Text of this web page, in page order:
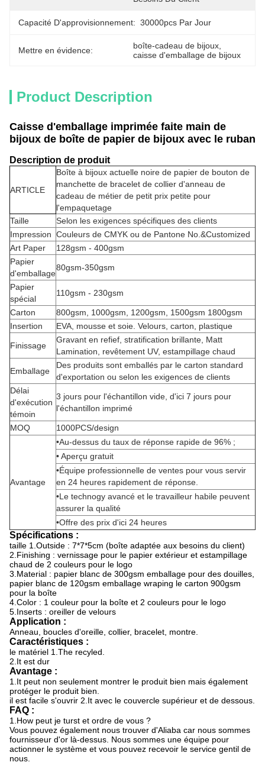
Capacité D'approvisionnement: 30000pcs Par Jour
Mettre en évidence: boîte-cadeau de bijoux
caisse d'emballage de bijoux
Product Description
Caisse d'emballage imprimée faite main de
bijoux de boîte de papier de bijoux avec le ruban
Description de produit
ARTICLE
Boîte à bijoux actuelle noire de papier de bouton de
manchette de bracelet de collier d'anneau de
cadeau de métier de petit prix petite pour
l'empaquetage
Taille
Selon les exigences spécifiques des clients
Impression Couleurs de CMYK ou de Pantone No.&Customized
Art Paper
128gsm - 400gsm
Papier
d'emballage
80gsm-350gsm
Papier
spécial
110gsm - 230gsm
Carton
800gsm, 1000gsm, 1200gsm, 1500gsm 1800gsm
Insertion
EVA, mousse et soie. Velours, carton, plastique
Finissage
Gravant en refief, stratification brillante, Matt
Lamination, revêtement UV, estampillage chaud
Emballage
Des produits sont emballés par le carton standard
d'exportation ou selon les exigences de clients
Délai
d'exécution
témoin
3 jours pour l'échantillon vide, d'ici 7 jours pour
l'échantillon imprimé
MOQ 1000PCS/design
Avantage
•Au-dessus du taux de réponse rapide de 96% ;
• Aperçu gratuit
•Équipe professionnelle de ventes pour vous servir
en 24 heures rapidement de réponse.
•Le technogy avancé et le travailleur habile peuvent
assurer la qualité
•Offre des prix d'ici 24 heures
Spécifications :
taille 1.Outside : 7*7*5cm (boîte adaptée aux besoins du client)
2.Finishing : vernissage pour le papier extérieur et estampillage
chaud de 2 couleurs pour le logo
3.Material : papier blanc de 300gsm emballage pour des douilles,
papier blanc de 120gsm emballage wraping le carton 900gsm
pour la boîte
4.Color : 1 couleur pour la boîte et 2 couleurs pour le logo
5.Inserts : oreiller de velours
Application :
Anneau, boucles d'oreille, collier, bracelet, montre.
Caractéristiques :
le matériel 1.The recyled.
2.It est dur
Avantage :
1.It peut non seulement montrer le produit bien mais également
protéger le produit bien.
il est facile s'ouvrir 2.It avec le couvercle supérieur et de dessous.
FAQ :
1.How peut je turst et ordre de vous ?
Vous pouvez également nous trouver d'Aliaba car nous sommes
fournisseur d'or là-dessus. Nous sommes une équipe pour
actionner le système et vous pouvez recevoir le service gentil de
nous.